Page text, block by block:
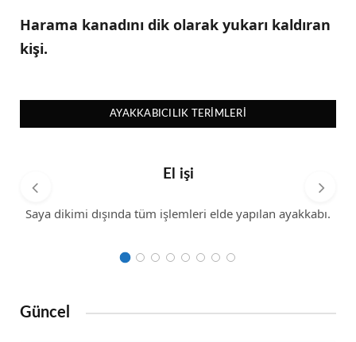
Harama kanadını dik olarak yukarı kaldıran
kişi.
AYAKKABICILIK TERIMLERI
El işi
Saya dikimi dışında tüm işlemleri elde yapılan ayakkabı.
Güncel